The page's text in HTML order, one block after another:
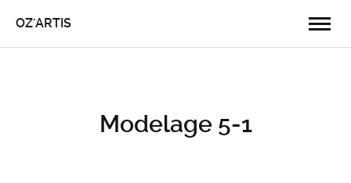
OZ'ARTIS
Modelage 5-1